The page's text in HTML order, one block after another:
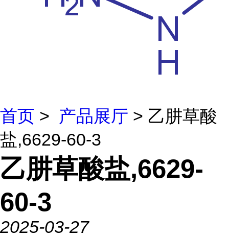
首页 > 产品展厅 > 乙肼草酸
盐,6629-60-3
乙肼草酸盐,6629-
60-3
2025-03-27